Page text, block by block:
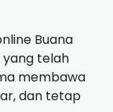
Buana
yang telah
membawa
dan tetap